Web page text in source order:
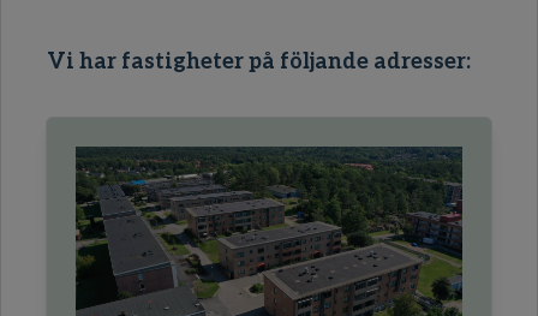
Vi har fastigheter på följande adresser: